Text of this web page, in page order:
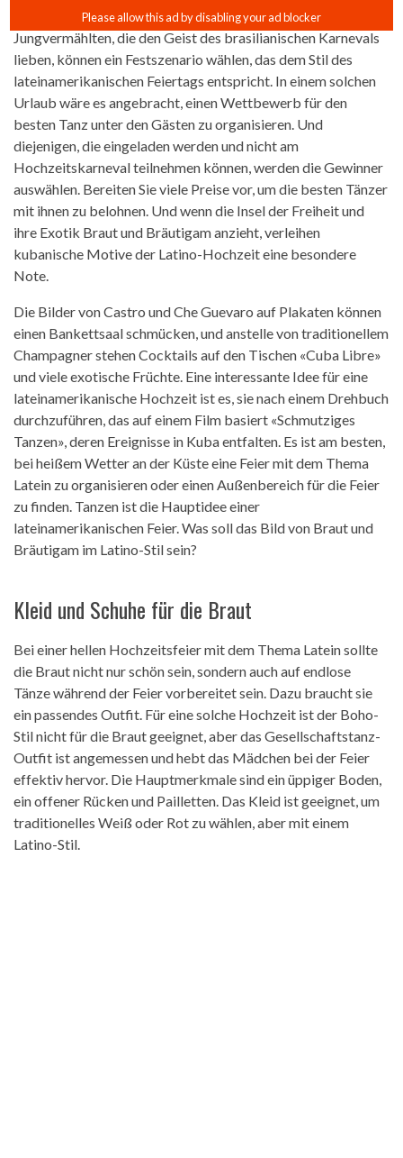
Jungvermählten, die den Geist des brasilianischen Karnevals
lieben, können ein Festszenario wählen, das dem Stil des
lateinamerikanischen Feiertags entspricht. In einem solchen
Urlaub wäre es angebracht, einen Wettbewerb für den
besten Tanz unter den Gästen zu organisieren. Und
diejenigen, die eingeladen werden und nicht am
Hochzeitskarneval teilnehmen können, werden die Gewinner
auswählen. Bereiten Sie viele Preise vor, um die besten Tänzer
mit ihnen zu belohnen. Und wenn die Insel der Freiheit und
ihre Exotik Braut und Bräutigam anzieht, verleihen
kubanische Motive der Latino-Hochzeit eine besondere
Note.
Die Bilder von Castro und Che Guevaro auf Plakaten können
einen Bankettsaal schmücken, und anstelle von traditionellem
Champagner stehen Cocktails auf den Tischen «Cuba Libre»
und viele exotische Früchte. Eine interessante Idee für eine
lateinamerikanische Hochzeit ist es, sie nach einem Drehbuch
durchzuführen, das auf einem Film basiert «Schmutziges
Tanzen», deren Ereignisse in Kuba entfalten. Es ist am besten,
bei heißem Wetter an der Küste eine Feier mit dem Thema
Latein zu organisieren oder einen Außenbereich für die Feier
zu finden. Tanzen ist die Hauptidee einer
lateinamerikanischen Feier. Was soll das Bild von Braut und
Bräutigam im Latino-Stil sein?
Kleid und Schuhe für die Braut
Bei einer hellen Hochzeitsfeier mit dem Thema Latein sollte
die Braut nicht nur schön sein, sondern auch auf endlose
Tänze während der Feier vorbereitet sein. Dazu braucht sie
ein passendes Outfit. Für eine solche Hochzeit ist der Boho-
Stil nicht für die Braut geeignet, aber das Gesellschaftstanz-
Outfit ist angemessen und hebt das Mädchen bei der Feier
effektiv hervor. Die Hauptmerkmale sind ein üppiger Boden,
ein offener Rücken und Pailletten. Das Kleid ist geeignet, um
traditionelles Weiß oder Rot zu wählen, aber mit einem
Latino-Stil.